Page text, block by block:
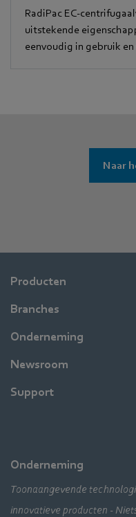
RadiPac EC-
uitstekende
eenvoudig in gebruik
Naar
Producten
Branches
Onderneming
Newsroom
Support
Onderneming
Toonaangevende
innovatieve producten -